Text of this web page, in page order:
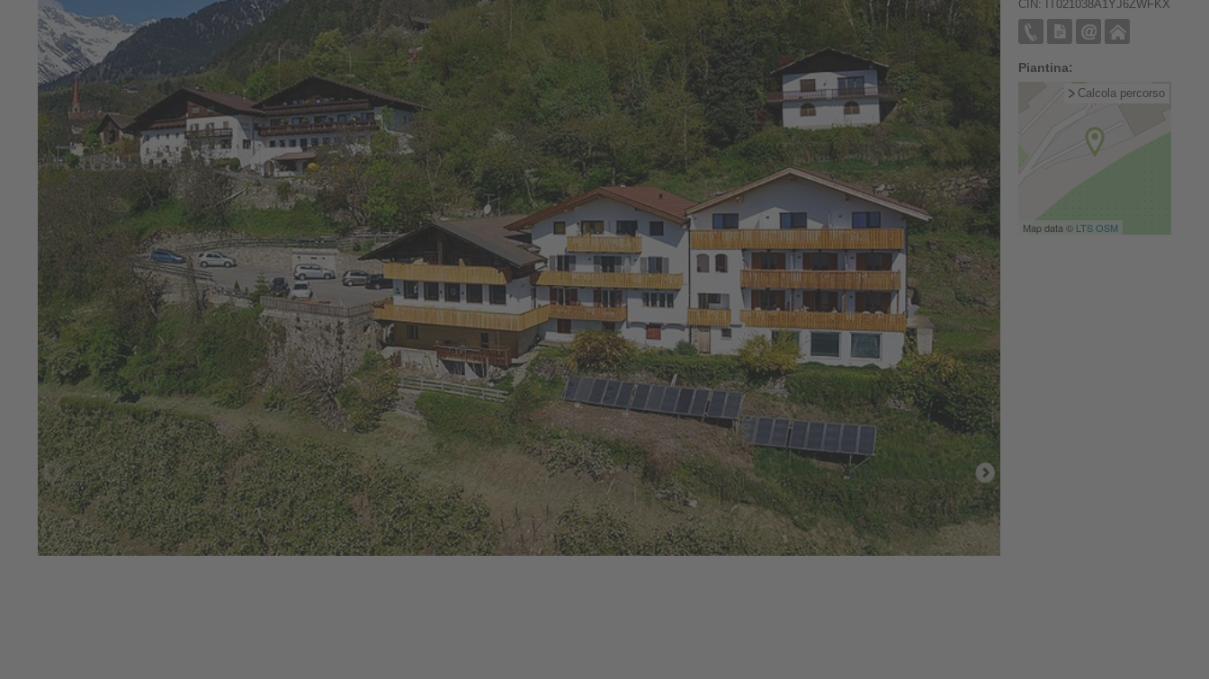
CIN: IT021038A1YJ6ZWFKX
Piantina:
Map data © LTSOSM
Calcola percorso